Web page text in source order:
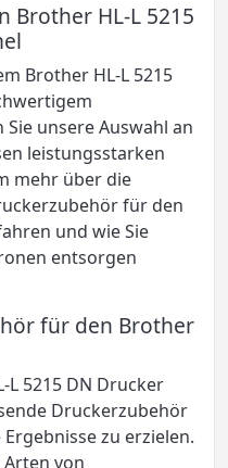
Brother HL-L 5215
Brother HL-L 5215
unsere Auswahl an
leistungsstarken
mehr über die
für den
und wie Sie
entsorgen
für den Brother
L 5215 DN Drucker
Druckerzubehör
zu erzielen.
von